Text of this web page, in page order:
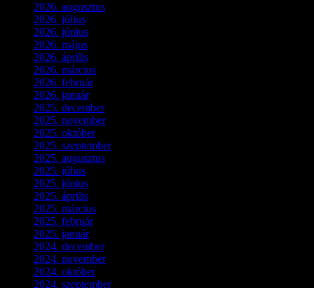
2026. augusztus
2026. július
2026. június
2026. május
2026. április
2026. március
2026. február(4)
2026. január(2)
2025. december(4)
2025. november(3)
2025. október(3)
2025. szeptember(5)
2025. augusztus
2025. július
2025. június
2025. április
2025. március
2025. február(7)
2025. január(3)
2024. december(3)
2024. november(7)
2024. október(6)
2024. szeptember(4)